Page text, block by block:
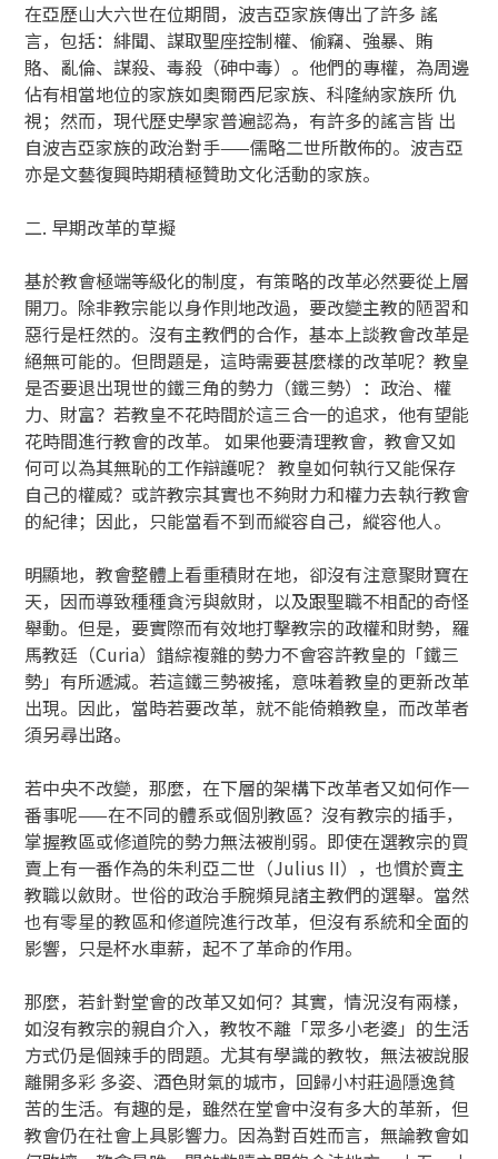
在亞歷山大六世在位期間，波吉亞家族傳出了許多 謠
言，包括：緋聞、謀取聖座控制權、偷竊、強暴、賄
賂、亂倫、謀殺、毒殺（砷中毒）。他們的專權，為周邊
佔有相當地位的家族如奧爾西尼家族、科隆納家族所 仇
視；然而，現代歷史學家普遍認為，有許多的謠言皆 出
自波吉亞家族的政治對手——儒略二世所散佈的。波吉亞
亦是文藝復興時期積極贊助文化活動的家族。
二. 早期改革的草擬
基於教會極端等級化的制度，有策略的改革必然要從上層
開刀。除非教宗能以身作則地改過，要改變主教的陋習和
惡行是枉然的。沒有主教們的合作，基本上談教會改革是
絕無可能的。但問題是，這時需要甚麼樣的改革呢？教皇
是否要退出現世的鐵三角的勢力（鐵三勢）：政治、權
力、財富？若教皇不花時間於這三合一的追求，他有望能
花時間進行教會的改革。 如果他要清理教會，教會又如
何可以為其無恥的工作辯護呢？ 教皇如何執行又能保存
自己的權威？或許教宗其實也不夠財力和權力去執行教會
的紀律；因此，只能當看不到而縱容自己，縱容他人。
明顯地，教會整體上看重積財在地，卻沒有注意聚財寶在
天，因而導致種種貪污與斂財，以及跟聖職不相配的奇怪
舉動。但是，要實際而有效地打擊教宗的政權和財勢，羅
馬教廷（Curia）錯綜複雜的勢力不會容許教皇的「鐵三
勢」有所遞減。若這鐵三勢被搖，意味着教皇的更新改革
出現。因此，當時若要改革，就不能倚賴教皇，而改革者
須另尋出路。
若中央不改變，那麼，在下層的架構下改革者又如何作一
番事呢——在不同的體系或個別教區？沒有教宗的插手，
掌握教區或修道院的勢力無法被削弱。即使在選教宗的買
賣上有一番作為的朱利亞二世（Julius II），也慣於賣主
教職以斂財。世俗的政治手腕頻見諸主教們的選舉。當然
也有零星的教區和修道院進行改革，但沒有系統和全面的
影響，只是杯水車薪，起不了革命的作用。
那麼，若針對堂會的改革又如何？其實，情況沒有兩樣，
如沒有教宗的親自介入，教牧不離「眾多小老婆」的生活
方式仍是個辣手的問題。尤其有學識的教牧，無法被說服
離開多彩 多姿、酒色財氣的城市，回歸小村莊過隱逸貧
苦的生活。有趣的是，雖然在堂會中沒有多大的革新，但
教會仍在社會上具影響力。因為對百姓而言，無論教會如